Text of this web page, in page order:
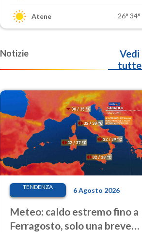
Atene 26° 34°
Notizie
Vedi
tutte
TENDENZA 6 Agosto 2026
Meteo: caldo estremo fino a
Ferragosto, solo una breve